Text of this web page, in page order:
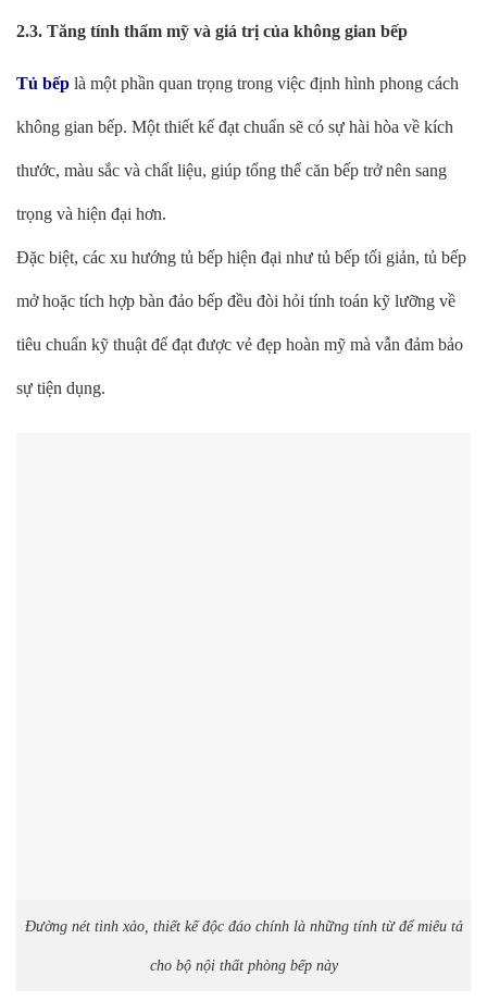
2.3. Tăng tính thẩm mỹ và giá trị của không gian bếp
Tủ bếp là một phần quan trọng trong việc định hình phong cách
không gian bếp. Một thiết kế đạt chuẩn sẽ có sự hài hòa về kích
thước, màu sắc và chất liệu, giúp tổng thể căn bếp trở nên sang
trọng và hiện đại hơn.
Đặc biệt, các xu hướng tủ bếp hiện đại như tủ bếp tối giản, tủ bếp
mở hoặc tích hợp bàn đảo bếp đều đòi hỏi tính toán kỹ lưỡng về
tiêu chuẩn kỹ thuật để đạt được vẻ đẹp hoàn mỹ mà vẫn đảm bảo
sự tiện dụng.
Đường nét tinh xảo, thiết kế độc đáo chính là những tính từ để miêu tả
cho bộ nội thất phòng bếp này